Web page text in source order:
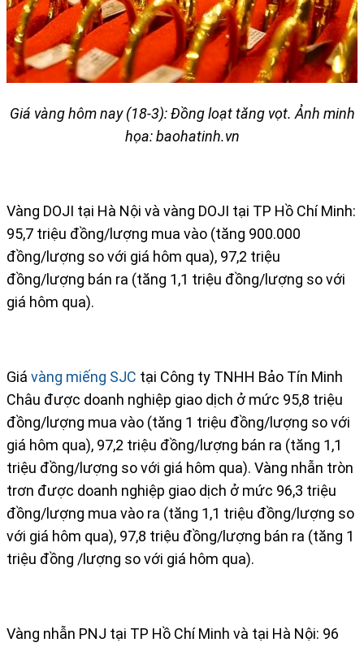
Giá vàng hôm nay (18-3): Đồng loạt tăng vọt. Ảnh minh
họa: baohatinh.vn​
Vàng DOJI tại Hà Nội và vàng DOJI tại TP Hồ Chí Minh:
95,7 triệu đồng/lượng mua vào (tăng 900.000
đồng/lượng so với giá hôm qua), 97,2 triệu
đồng/lượng bán ra (tăng 1,1 triệu đồng/lượng so với
giá hôm qua).
Giá vàng miếng SJC tại Công ty TNHH Bảo Tín Minh
Châu được doanh nghiệp giao dịch ở mức 95,8 triệu
đồng/lượng mua vào (tăng 1 triệu đồng/lượng so với
giá hôm qua), 97,2 triệu đồng/lượng bán ra (tăng 1,1
triệu đồng/lượng so với giá hôm qua). Vàng nhẫn tròn
trơn được doanh nghiệp giao dịch ở mức 96,3 triệu
đồng/lượng mua vào ra (tăng 1,1 triệu đồng/lượng so
với giá hôm qua), 97,8 triệu đồng/lượng bán ra (tăng 1
triệu đồng /lượng so với giá hôm qua).
Vàng nhẫn PNJ tại TP Hồ Chí Minh và tại Hà Nội: 96